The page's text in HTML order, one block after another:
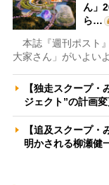
ん」
ら…
本誌『週刊ポスト
大家さん」がいよい
【独走スクープ
ジェクト”の計画
【追及スクープ
明かされる柳瀬健